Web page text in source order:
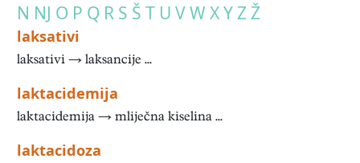
N NJ O P Q R S Š T U VW XYZŽ
laksativi
laksativi → laksancije ...
laktacidemija
laktacidemija → mliječna kiselina ...
laktacidoza